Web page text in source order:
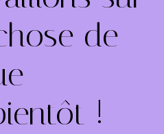
de
–
!